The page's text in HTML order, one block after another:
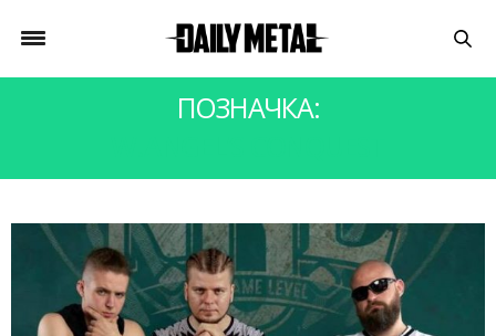
ПОЗНАЧКА: